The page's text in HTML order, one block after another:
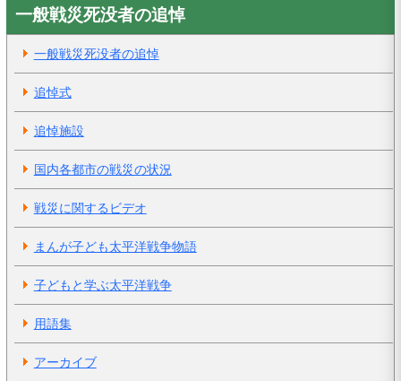
一般戦災死没者の追悼
一般戦災死没者の追悼
追悼式
追悼施設
国内各都市の戦災の状況
戦災に関するビデオ
まんが子ども太平洋戦争物語
子どもと学ぶ太平洋戦争
用語集
アーカイブ